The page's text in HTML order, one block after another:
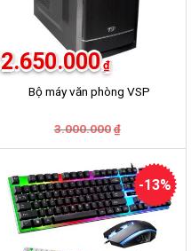
Bộ máy văn phòng VSP
3.000.000 ₫
là:
3.000.000₫.
2.650.000 ₫
tại
là:
2.650.000₫.
-13%